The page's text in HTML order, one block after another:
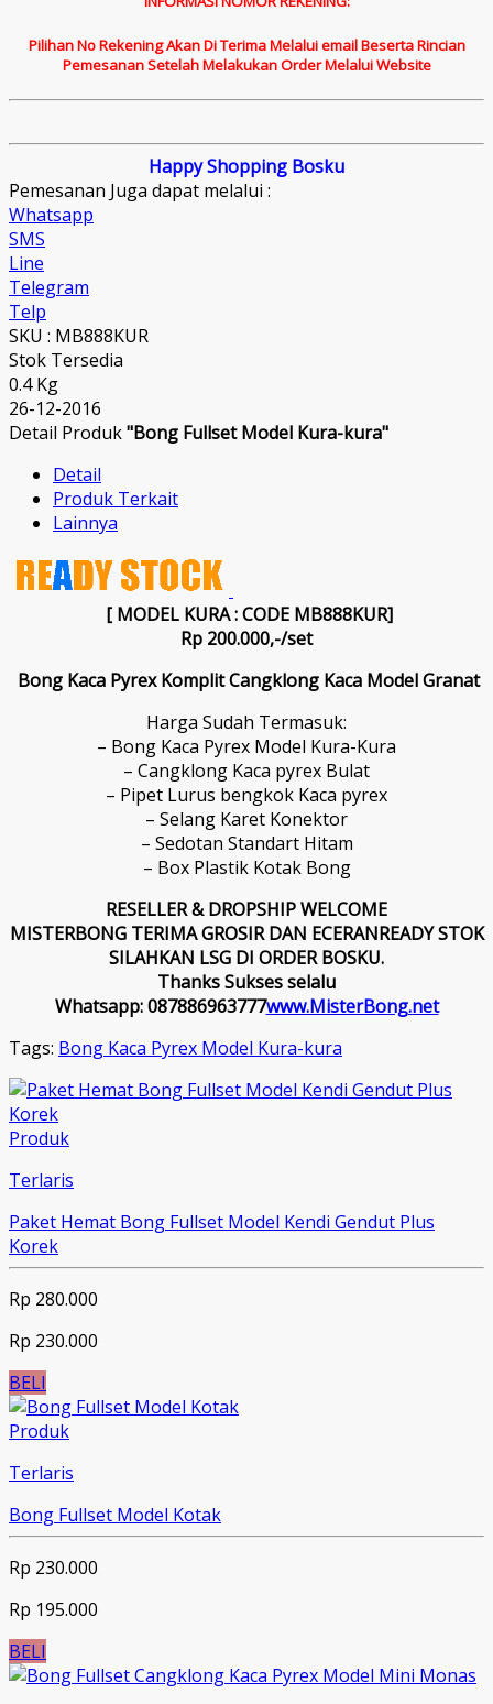
Pilihan No Rekening Akan Di Terima Melalui email Beserta Rincian
Pemesanan Setelah Melakukan Order Melalui Website
Happy Shopping Bosku
Pemesanan Juga dapat melalui :
Whatsapp
SMS
Line
Telegram
Telp
SKU : MB888KUR
Stok Tersedia
0.4 Kg
26-12-2016
Detail Produk"Bong Fullset Model Kura-kura"
Detail
Produk Terkait
Lainnya
[ MODEL KURA : CODE MB888KUR]
Rp 200.000,-/set
Bong Kaca Pyrex Komplit Cangklong Kaca Model Granat
Harga Sudah Termasuk:
– Bong Kaca Pyrex Model Kura-Kura
– Cangklong Kaca pyrex Bulat
– Pipet Lurus bengkok Kaca pyrex
– Selang Karet Konektor
– Sedotan Standart Hitam
– Box Plastik Kotak Bong
RESELLER & DROPSHIP WELCOME
MISTERBONG TERIMA GROSIR DAN ECERANREADY STOK
SILAHKAN LSG DI ORDER BOSKU.
Thanks Sukses selalu
Whatsapp: 087886963777www.MisterBong.net
Tags: Bong Kaca Pyrex Model Kura-kura
Produk
Terlaris
Paket Hemat Bong Fullset Model Kendi Gendut Plus
Korek
Rp 280.000
Rp 230.000
BELI
Produk
Terlaris
Bong Fullset Model Kotak
Rp 230.000
Rp 195.000
BELI